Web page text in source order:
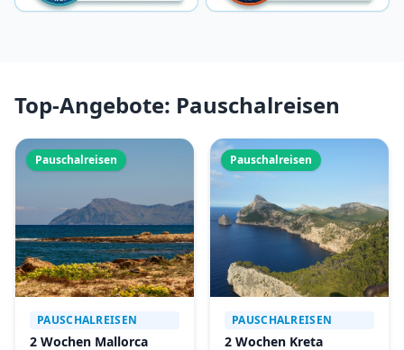
Top-Angebote: Pauschalreisen
Pauschalreisen
PAUSCHALREISEN
2 Wochen Mallorca
Pauschalreisen
PAUSCHALREISEN
2 Wochen Kreta